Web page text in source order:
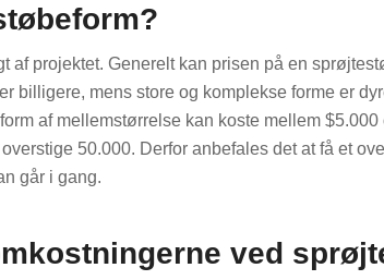
af projektet. Generelt kan prisen på en
billigere, mens store og komplekse forme er
af mellemstørrelse kan koste mellem $5.000
50.000. Derfor anbefales det at få et
går i gang.
ved